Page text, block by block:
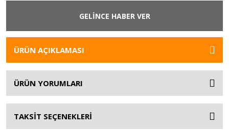
GELİNCE HABER VER
ÜRÜN AÇIKLAMASI
ÜRÜN YORUMLARI
TAKSİT SEÇENEKLERİ